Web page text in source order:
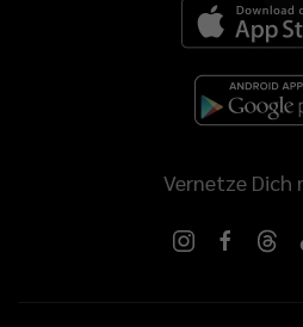
Vernetze Dich